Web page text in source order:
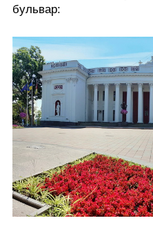
бульвар: